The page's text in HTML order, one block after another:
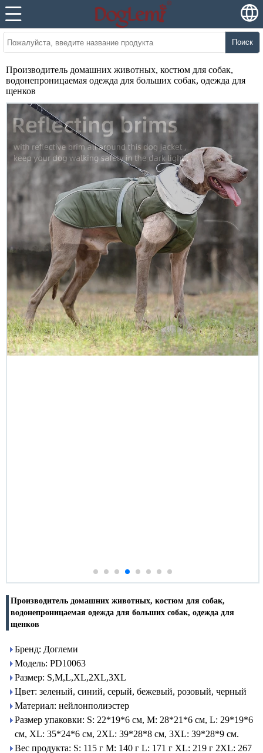
Поиск
Производитель домашних животных, костюм для собак,
водонепроницаемая одежда для больших собак, одежда для
щенков
Производитель домашних животных, костюм для собак,
водонепроницаемая одежда для больших собак, одежда для
щенков
Бренд: Доглеми
Модель: PD10063
Размер: S,M,L,XL,2XL,3XL
Цвет: зеленый, синий, серый, бежевый, розовый, черный
Материал: нейлонполиэстер
Размер упаковки: S: 22*19*6 см, M: 28*21*6 см, L: 29*19*6
см, XL: 35*24*6 см, 2XL: 39*28*8 см, 3XL: 39*28*9 см.
Вес продукта: S: 115 г M: 140 г L: 171 г XL: 219 г 2XL: 267